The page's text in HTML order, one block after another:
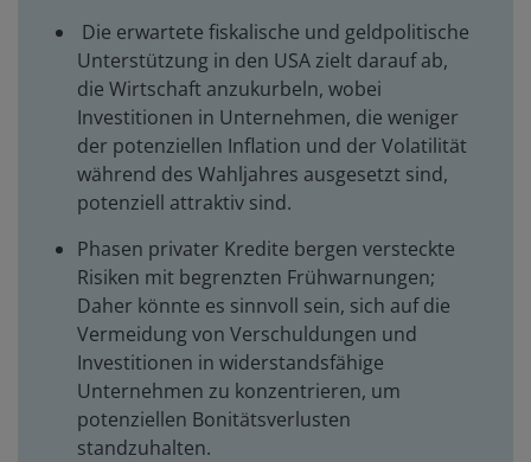
Die erwartete fiskalische und geldpolitische
Unterstützung in den USA zielt darauf ab,
die Wirtschaft anzukurbeln, wobei
Investitionen in Unternehmen, die weniger
der potenziellen Inflation und der Volatilität
während des Wahljahres ausgesetzt sind,
potenziell attraktiv sind.
Phasen privater Kredite bergen versteckte
Risiken mit begrenzten Frühwarnungen;
Daher könnte es sinnvoll sein, sich auf die
Vermeidung von Verschuldungen und
Investitionen in widerstandsfähige
Unternehmen zu konzentrieren, um
potenziellen Bonitätsverlusten
standzuhalten.